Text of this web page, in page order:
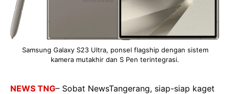
Samsung Galaxy S23 Ultra, ponsel flagship dengan sistem
kamera mutakhir dan S Pen terintegrasi.
NEWS TNG– Sobat NewsTangerang, siap-siap kaget